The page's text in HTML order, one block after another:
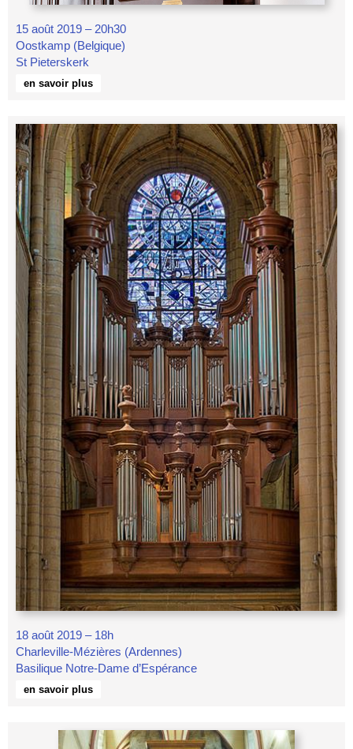
15 août 2019 – 20h30
Oostkamp (Belgique)
St Pieterskerk
en savoir plus
18 août 2019 – 18h
Charleville-Mézières (Ardennes)
Basilique Notre-Dame d’Espérance
en savoir plus